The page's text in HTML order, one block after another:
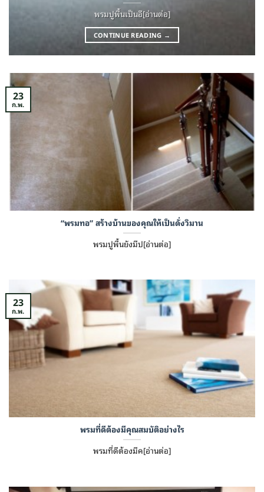
พรมปูพื้นเป็นอี[อ่านต่อ]
CONTINUE READING →
“พรมทอ” สร้างบ้านของคุณให้เป็นดั่งวิมาน
พรมปูพื้นยังมีป[อ่านต่อ]
23
ก.พ.
พรมที่ดีต้องมีคุณสมบัติอย่างไร
พรมที่ดีต้องมีค[อ่านต่อ]
23
ก.พ.